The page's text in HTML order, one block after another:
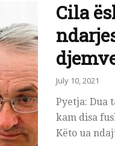
Cila
July 10, 2021
Pyetja: Dua
kam disa
Këto ua